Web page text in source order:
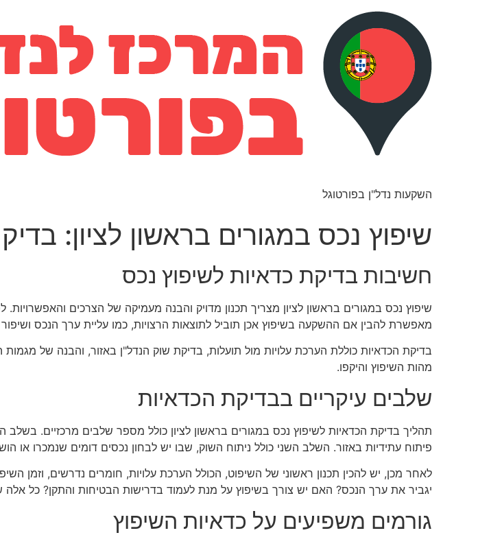
השקעות נדל"ן בפורטוגל
שיפוץ נכס במגורים בראשון לציון:
חשיבות בדיקת כדאיות לשיפוץ נכס
שיפוץ נכס במגורים בראשון לציון מצריך תכנון מדויק והבנה מעמיקה של הצרכים
מאפשרת להבין אם ההשקעה בשיפוץ אכן תוביל לתוצאות הרצויות, כמו עליית ערך הנכס ושיפור
בדיקת הכדאיות כוללת הערכת עלויות מול תועלות, בדיקת שוק הנדל"ן באזור, והבנה של
מהות השיפוץ והיקפו.
שלבים עיקריים בבדיקת הכדאיות
תהליך בדיקת הכדאיות לשיפוץ נכס במגורים בראשון לציון כולל מספר שלבים מרכזיים.
פיתוח עתידיות באזור. השלב השני כולל ניתוח השוק, שבו יש לבחון נכסים דומים שנמכרו או
לאחר מכן, יש להכין תכנון ראשוני של השיפוט, הכולל הערכת עלויות, חומרים נדרשים, וזמן
יגביר את ערך הנכס? האם יש צורך בשיפוץ על מנת לעמוד בדרישות הבטיחות והתקן? כל
גורמים משפיעים על כדאיות השיפוץ